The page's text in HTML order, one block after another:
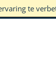
te